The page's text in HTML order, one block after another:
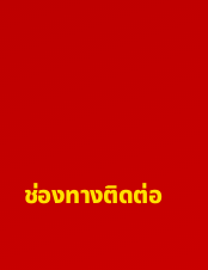
ช่องทางติดต่อ